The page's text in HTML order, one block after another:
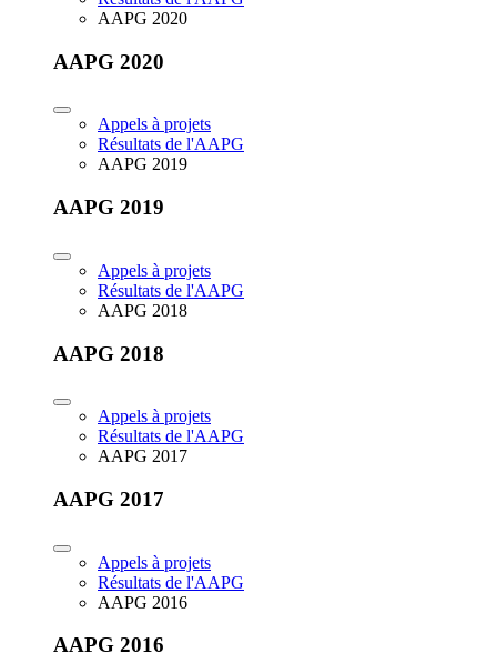
AAPG 2020
AAPG 2020
Appels à projets
Résultats de l'AAPG
AAPG 2019
AAPG 2019
Appels à projets
Résultats de l'AAPG
AAPG 2018
AAPG 2018
Appels à projets
Résultats de l'AAPG
AAPG 2017
AAPG 2017
Appels à projets
Résultats de l'AAPG
AAPG 2016
AAPG 2016